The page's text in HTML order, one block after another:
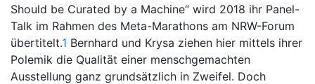
Should be Curated by a Machine“ wird 2018 ihr Panel-
Talk im Rahmen des Meta-Marathons am NRW-Forum
übertitelt.1 Bernhard und Krysa ziehen hier mittels ihrer
Polemik die Qualität einer menschgemachten
Ausstellung ganz grundsätzlich in Zweifel. Doch